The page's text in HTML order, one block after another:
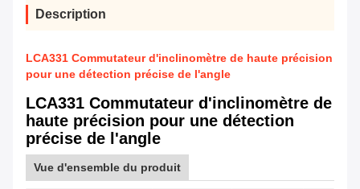
Description
LCA331 Commutateur d'inclinomètre de haute précision
pour une détection précise de l'angle
LCA331 Commutateur d'inclinomètre de
haute précision pour une détection
précise de l'angle
Vue d'ensemble du produit